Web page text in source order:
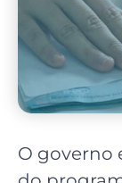
O governo